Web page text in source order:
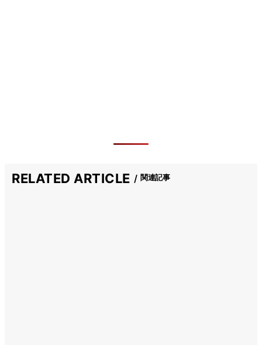
RELATED ARTICLE 関連記事